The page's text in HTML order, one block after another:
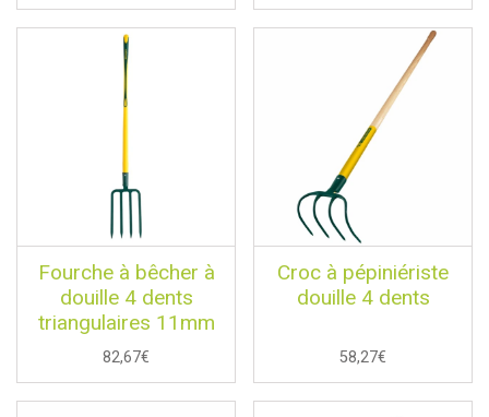
Fourche à bêcher à
douille 4 dents
triangulaires 11mm
82,67€
Croc à pépiniériste
douille 4 dents
58,27€